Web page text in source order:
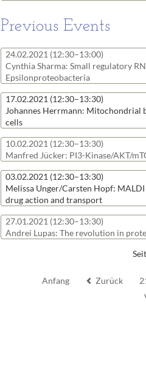
Previous Events
24.02.2021 (12:30–13:00)
Cynthia Sharma: Small regulatory
Epsilonproteobacteria
17.02.2021 (12:30–13:30)
Johannes Herrmann: Mitochondrial
cells
10.02.2021 (12:30–13:30)
Manfred Jücker: PI3-Kinase/AKT/
03.02.2021 (12:30–13:30)
Melissa Unger/Carsten Hopf:
drug action and transport
27.01.2021 (12:30–13:30)
Andrei Lupas: The revolution in
Anfang Zurück